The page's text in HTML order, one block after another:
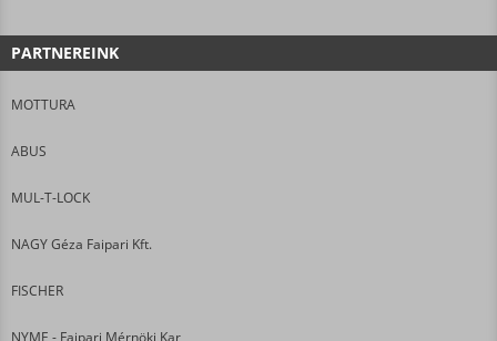
PARTNEREINK
MOTTURA
ABUS
MUL-T-LOCK
NAGY Géza Faipari Kft.
FISCHER
NYME - Faipari Mérnöki Kar